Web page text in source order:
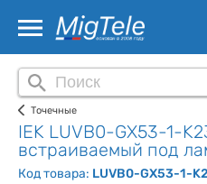
Точечные
IEK LUVB0-GX53-1-
встраиваемый под
Код товара: LUVB0-GX53-1-